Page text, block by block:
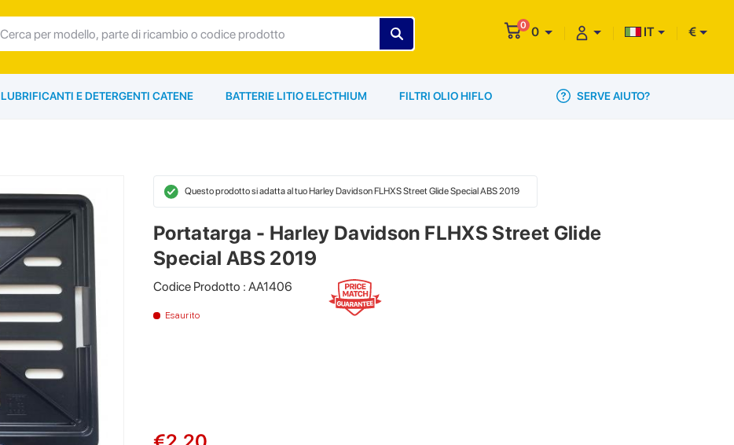
0 0 IT €
LUBRIFICANTI E DETERGENTI CATENE BATTERIE LITIO ELECTHIUM FILTRI OLIO HIFLO SERVE AIUTO?
Questo prodotto si adatta al tuo Harley Davidson FLHXS Street Glide Special ABS 2019
Portatarga - Harley Davidson FLHXS Street Glide
Special ABS 2019
Codice Prodotto : AA1406
Esaurito